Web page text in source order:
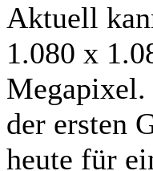
Aktuell
1.080 x
der ersten
heute für